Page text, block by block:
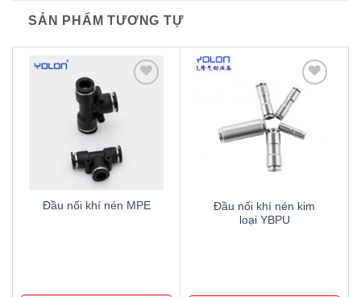
SẢN PHẨM TƯƠNG TỰ
Đầu nối khí nén MPE
wishlist
Đầu nối khí nén kim
loại YBPU